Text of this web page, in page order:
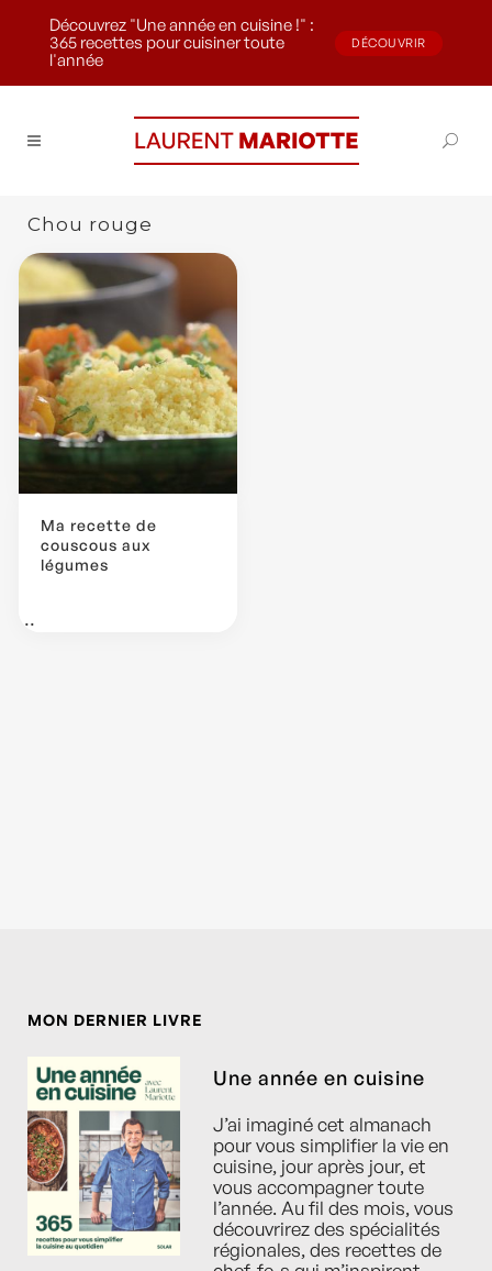
Découvrez "Une année en cuisine !" :
365 recettes pour cuisiner toute
l'année
DÉCOUVRIR
Chou rouge
Ma recette de
couscous aux
légumes
...
MON DERNIER LIVRE
Une année en cuisine
J’ai imaginé cet almanach
pour vous simplifier la vie en
cuisine, jour après jour, et
vous accompagner toute
l’année. Au fil des mois, vous
découvrirez des spécialités
régionales, des recettes de